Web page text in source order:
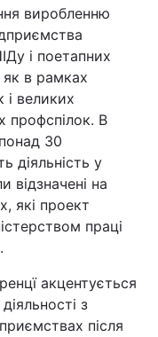
виробленню
і поетапних
як в рамках
і великих
профспілок. В
30
діяльність у
відзначені на
які проект
праці
акцентується
з
після